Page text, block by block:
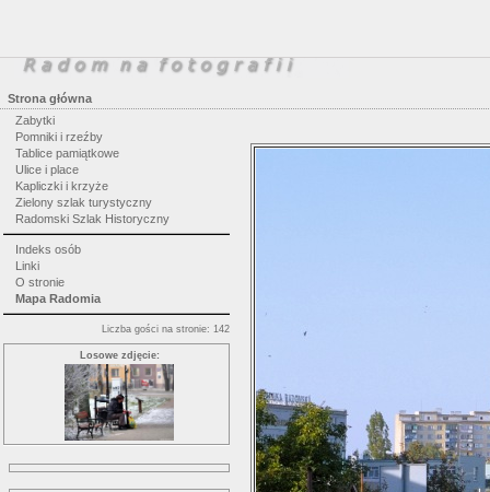
Strona główna
Zabytki
Pomniki i rzeźby
Tablice pamiątkowe
Ulice i place
Kapliczki i krzyże
Zielony szlak turystyczny
Radomski Szlak Historyczny
Indeks osób
Linki
O stronie
Mapa Radomia
Liczba gości na stronie: 142
Losowe zdjęcie: